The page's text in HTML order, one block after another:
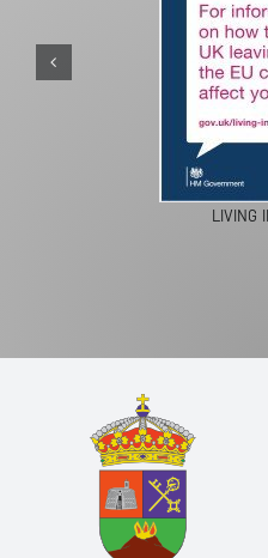
LIVING